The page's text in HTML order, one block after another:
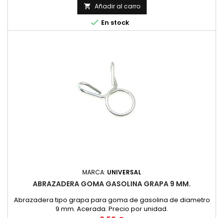
 Añadir al carro
 En stock
MARCA: UNIVERSAL
ABRAZADERA GOMA GASOLINA GRAPA 9 MM.
Abrazadera tipo grapa para goma de gasolina de diametro
9 mm. Acerada. Precio por unidad.